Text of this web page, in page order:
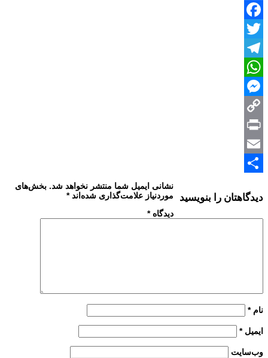
Facebook
Twitter
Telegram
WhatsApp
Messenger
Copy
Link
Print
Email
دیدگاهتان را بنویسید
نشانی ایمیل شما منتشر نخواهد شد. بخش‌های
موردنیاز علامت‌گذاری شده‌اند*
دیدگاه*
نام*
ایمیل*
وب‌سایت